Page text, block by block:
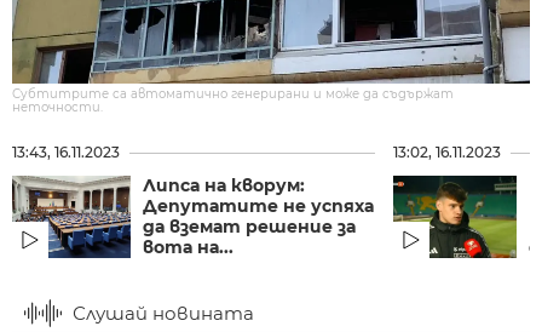
Субтитрите са автоматично генерирани и може да съдържат
неточности.
13:43, 16.11.2023
Липса на кворум:
Депутатите не успяха
да вземат решение за
вота на...
13:02, 16.11.2023
Слушай новината